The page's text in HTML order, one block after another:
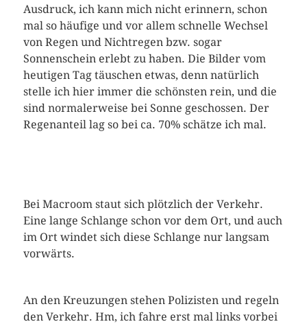
Ausdruck, ich kann mich nicht erinnern, schon
mal so häufige und vor allem schnelle Wechsel
von Regen und Nichtregen bzw. sogar
Sonnenschein erlebt zu haben. Die Bilder vom
heutigen Tag täuschen etwas, denn natürlich
stelle ich hier immer die schönsten rein, und die
sind normalerweise bei Sonne geschossen. Der
Regenanteil lag so bei ca. 70% schätze ich mal.
Bei Macroom staut sich plötzlich der Verkehr.
Eine lange Schlange schon vor dem Ort, und auch
im Ort windet sich diese Schlange nur langsam
vorwärts.
An den Kreuzungen stehen Polizisten und regeln
den Verkehr. Hm, ich fahre erst mal links vorbei